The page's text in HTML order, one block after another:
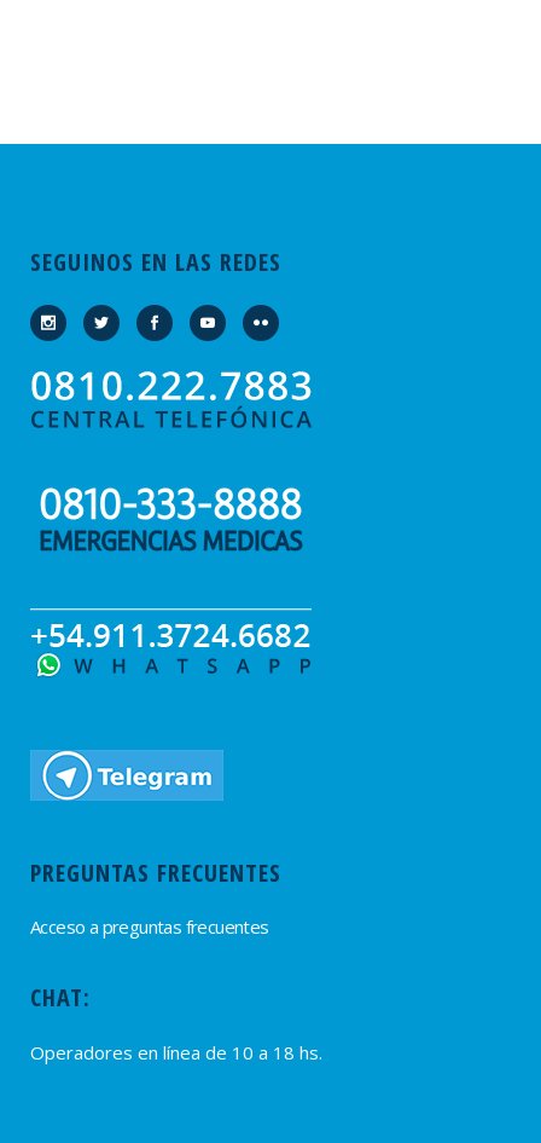
SEGUINOS EN LAS REDES
PREGUNTAS FRECUENTES
Acceso a preguntas frecuentes
CHAT:
Operadores en línea de 10 a 18 hs.